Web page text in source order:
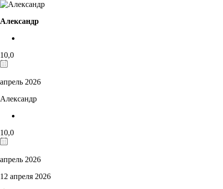
Александр
10,0
апрель 2026
Александр
10,0
апрель 2026
12 апреля 2026